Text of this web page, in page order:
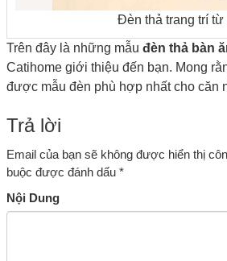
Đèn thả trang trí từ
Trên đây là những mẫu đèn thả bàn
Catihome giới thiệu đến bạn. Mong
được mẫu đèn phù hợp nhất cho căn
Trả lời
Email của bạn sẽ không được hiển thị
buộc được đánh dấu *
Nội Dung